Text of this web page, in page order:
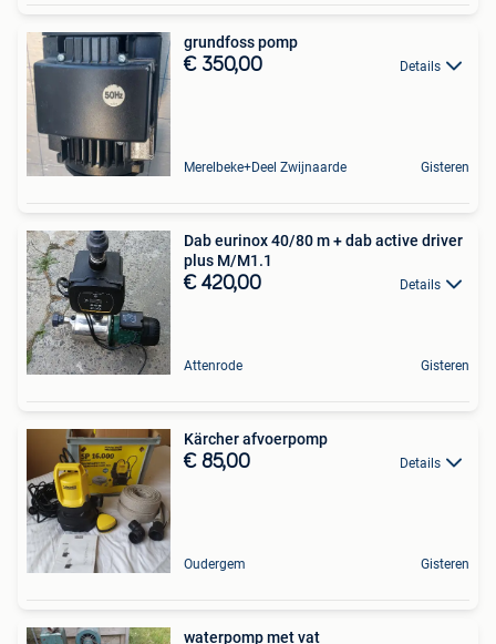
grundfoss pomp
€ 350,00 Details
Merelbeke+Deel Zwijnaarde Gisteren
Dab eurinox 40/80 m + dab active driver
plus M/M1.1
€ 420,00 Details
Attenrode Gisteren
Kärcher afvoerpomp
€ 85,00 Details
Oudergem Gisteren
waterpomp met vat